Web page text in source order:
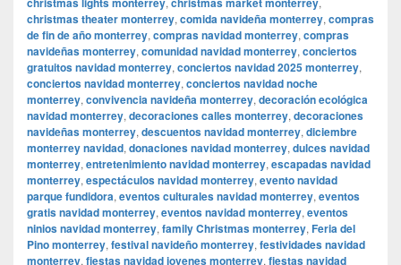
christmas theater monterrey, comida navideña monterrey, compras
de fin de año monterrey, compras navidad monterrey, compras
navideñas monterrey, comunidad navidad monterrey, conciertos
gratuitos navidad monterrey, conciertos navidad 2025 monterrey,
conciertos navidad monterrey, conciertos navidad noche
monterrey, convivencia navideña monterrey, decoración ecológica
navidad monterrey, decoraciones calles monterrey, decoraciones
navideñas monterrey, descuentos navidad monterrey, diciembre
monterrey navidad, donaciones navidad monterrey, dulces navidad
monterrey, entretenimiento navidad monterrey, escapadas navidad
monterrey, espectáculos navidad monterrey, evento navidad
parque fundidora, eventos culturales navidad monterrey, eventos
gratis navidad monterrey, eventos navidad monterrey, eventos
ninios navidad monterrey, family Christmas monterrey, Feria del
Pino monterrey, festival navideño monterrey, festividades navidad
monterrey, fiestas navidad jovenes monterrey, fiestas navidad